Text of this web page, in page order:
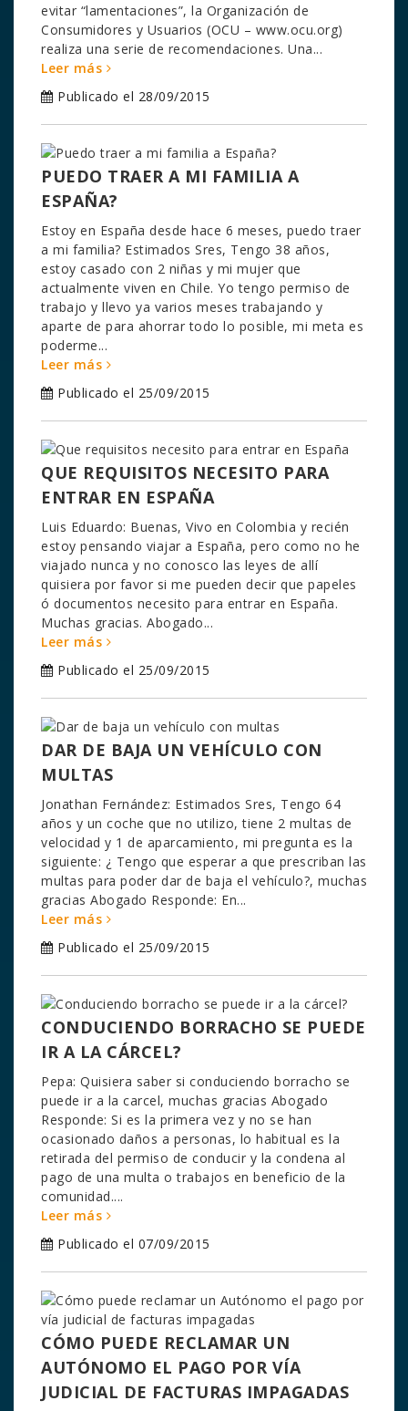
evitar “lamentaciones”, la Organización de
Consumidores y Usuarios (OCU – www.ocu.org)
realiza una serie de recomendaciones. Una...
Leer más
Publicado el 28/09/2015
PUEDO TRAER A MI FAMILIA A
ESPAÑA?
Estoy en España desde hace 6 meses, puedo traer
a mi familia? Estimados Sres, Tengo 38 años,
estoy casado con 2 niñas y mi mujer que
actualmente viven en Chile. Yo tengo permiso de
trabajo y llevo ya varios meses trabajando y
aparte de para ahorrar todo lo posible, mi meta es
poderme...
Leer más
Publicado el 25/09/2015
QUE REQUISITOS NECESITO PARA
ENTRAR EN ESPAÑA
Luis Eduardo: Buenas, Vivo en Colombia y recién
estoy pensando viajar a España, pero como no he
viajado nunca y no conosco las leyes de allí
quisiera por favor si me pueden decir que papeles
ó documentos necesito para entrar en España.
Muchas gracias. Abogado...
Leer más
Publicado el 25/09/2015
DAR DE BAJA UN VEHÍCULO CON
MULTAS
Jonathan Fernández: Estimados Sres, Tengo 64
años y un coche que no utilizo, tiene 2 multas de
velocidad y 1 de aparcamiento, mi pregunta es la
siguiente: ¿ Tengo que esperar a que prescriban las
multas para poder dar de baja el vehículo?, muchas
gracias Abogado Responde: En...
Leer más
Publicado el 25/09/2015
CONDUCIENDO BORRACHO SE PUEDE
IR A LA CÁRCEL?
Pepa: Quisiera saber si conduciendo borracho se
puede ir a la carcel, muchas gracias Abogado
Responde: Si es la primera vez y no se han
ocasionado daños a personas, lo habitual es la
retirada del permiso de conducir y la condena al
pago de una multa o trabajos en beneficio de la
comunidad....
Leer más
Publicado el 07/09/2015
CÓMO PUEDE RECLAMAR UN
AUTÓNOMO EL PAGO POR VÍA
JUDICIAL DE FACTURAS IMPAGADAS